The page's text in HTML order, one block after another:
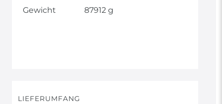
Gewicht 87912 g
LIEFERUMFANG